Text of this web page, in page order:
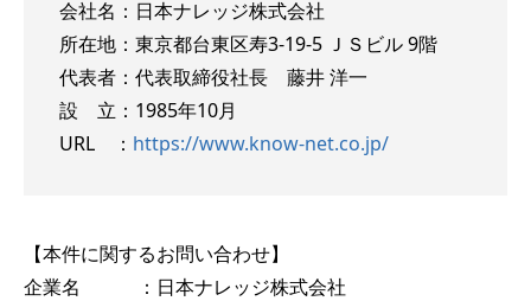
会社名：日本ナレッジ株式会社
所在地：東京都台東区寿3-19-5 ＪＳビル 9階
代表者：代表取締役社長 藤井 洋一
設 立：1985年10月
URL ： https://www.know-net.co.jp/
【本件に関するお問い合わせ】
企業名 ：日本ナレッジ株式会社